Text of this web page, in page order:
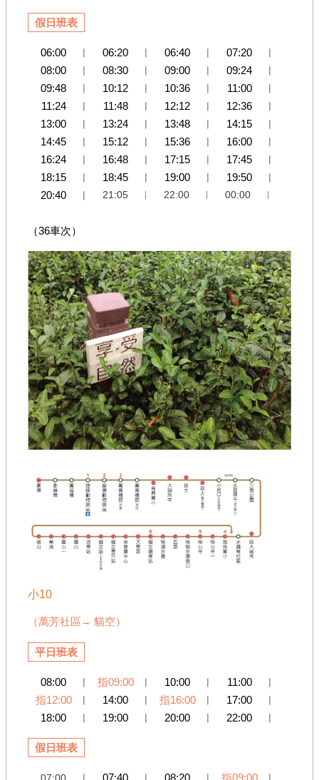
假日班表
06:00 ︱ 06:20 ︱ 06:40 ︱ 07:20
︱
08:00
︱ 08:30 ︱ 09:00 ︱ 09:24
︱
09:48
︱ 10:12 ︱ 10:36 ︱ 11:00
︱
11:24
︱ 11:48 ︱ 12:12 ︱ 12:36
︱
13:00
︱ 13:24 ︱ 13:48 ︱ 14:15
︱
14:45
︱ 15:12 ︱ 15:36 ︱ 16:00
︱
16:24
︱ 16:48 ︱ 17:15 ︱ 17:45
︱
18:15
︱ 18:45 ︱ 19:00 ︱ 19:50
︱
20:40
︱ 21:05 ︱ 22:00 ︱ 00:00 ︱
（36車次）
小10
（萬芳社區 → 貓空）
平日班表
08:00 ︱ 指09:00 ︱ 10:00 ︱ 11:00
︱
指12:00
︱ 14:00 ︱ 指16:00 ︱ 17:00
︱
18:00
︱ 19:00 ︱ 20:00 ︱ 22:00 ︱
假日班表
︱ 07:40 ︱ 08:20 ︱ 指09:00 ︱